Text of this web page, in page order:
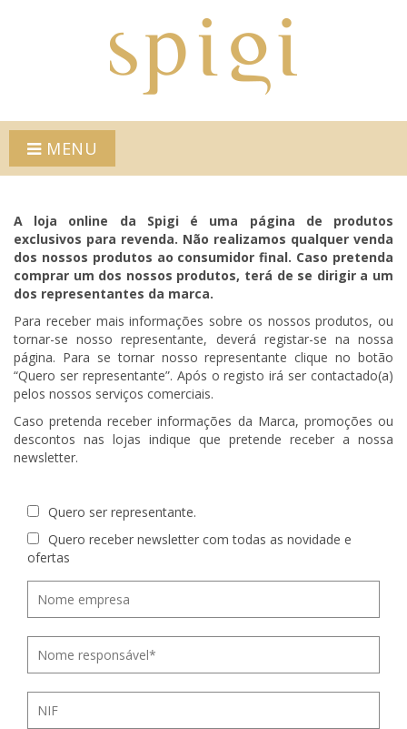
MENU
A loja online da Spigi é uma página de produtos
exclusivos para revenda. Não realizamos qualquer venda
dos nossos produtos ao consumidor final. Caso pretenda
comprar um dos nossos produtos, terá de se dirigir a um
dos representantes da marca.
Para receber mais informações sobre os nossos produtos, ou
tornar-se nosso representante, deverá registar-se na nossa
página. Para se tornar nosso representante clique no botão
“Quero ser representante”. Após o registo irá ser contactado(a)
pelos nossos serviços comerciais.
Caso pretenda receber informações da Marca, promoções ou
descontos nas lojas indique que pretende receber a nossa
newsletter.
Quero ser representante.
Quero receber newsletter com todas as novidade e
ofertas